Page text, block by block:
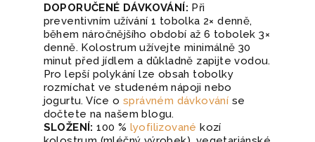
DOPORUČENÉ DÁVKOVÁNÍ: Při
preventivním užívání 1 tobolka 2× denně,
během náročnějšího období až 6 tobolek 3×
denně. Kolostrum užívejte minimálně 30
minut před jídlem a důkladně zapijte vodou.
Pro lepší polykání lze obsah tobolky
rozmíchat ve studeném nápoji nebo
jogurtu. Více o správném dávkování se
dočtete na našem blogu.
SLOŽENÍ:100 % lyofilizované kozí